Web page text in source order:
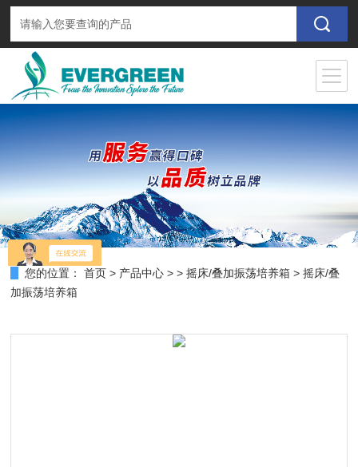
您的位置： 首页 > 产品中心 > >摇床/叠加振荡培养箱 > 摇床/叠
加振荡培养箱